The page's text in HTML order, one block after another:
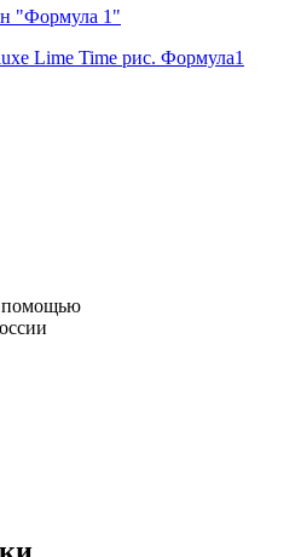
Lime Time рис. Формула1
помощью